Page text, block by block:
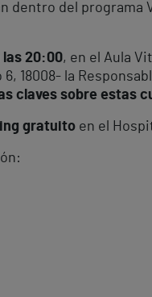
dentro del
las 20:00, en el Aula
18008- la
claves sobre estas
gratuito en el